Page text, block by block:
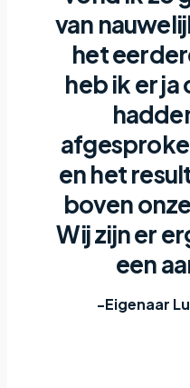
van
het
heb ik er ja
en het
boven
Wij zijn er
een
-Eigenaar